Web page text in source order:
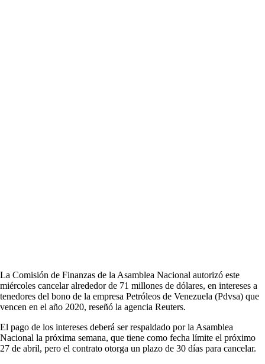
La Comisión de Finanzas de la Asamblea Nacional autorizó este
miércoles cancelar alrededor de 71 millones de dólares, en intereses a
tenedores del bono de la empresa Petróleos de Venezuela (Pdvsa) que
vencen en el año 2020, reseñó la agencia Reuters.
El pago de los intereses deberá ser respaldado por la Asamblea
Nacional la próxima semana, que tiene como fecha límite el próximo
27 de abril, pero el contrato otorga un plazo de 30 días para cancelar.